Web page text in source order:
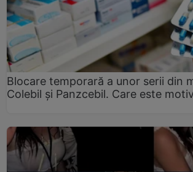
Blocare temporară a unor serii din
Colebil și Panzcebil. Care este